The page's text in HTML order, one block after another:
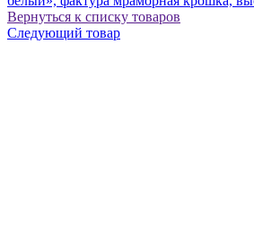
Вернуться к списку товаров
Следующий товар